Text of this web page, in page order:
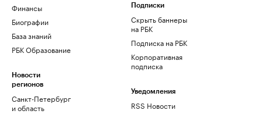
Финансы
Биографии
База знаний
РБК Образование
Новости
регионов
Санкт-Петербург
и область
Подписки
Скрыть баннеры
на РБК
Подписка на РБК
Корпоративная
подписка
Уведомления
RSS Новости